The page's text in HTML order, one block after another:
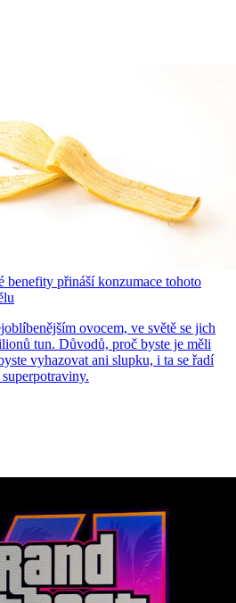
benefity přináší konzumace tohoto
ovocem, ve světě se jich
tun. Důvodů, proč byste je měli
vyhazovat ani slupku, i ta se řadí